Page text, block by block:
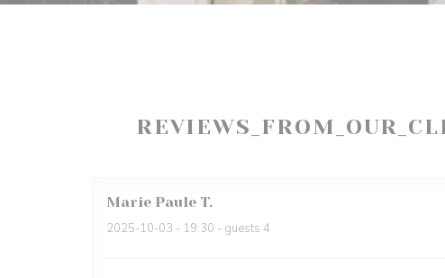
Marie Paule T
2025-10-03 - 19:30 - guests 4